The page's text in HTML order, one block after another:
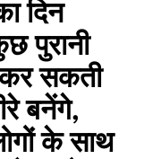
दिन
पुरानी
सकती
बनेंगे,
के साथ